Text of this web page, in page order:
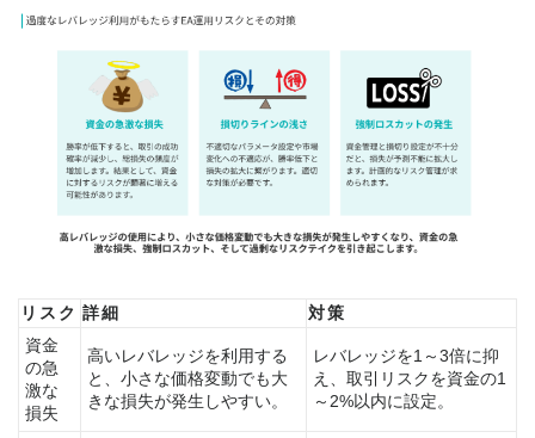
リスク 詳細
対策
資金
の急
激な
損失
高いレバレッジを利用する
と、小さな価格変動でも大
きな損失が発生しやすい。
レバレッジを1～3倍に抑
え、取引リスクを資金の1
～2%以内に設定。